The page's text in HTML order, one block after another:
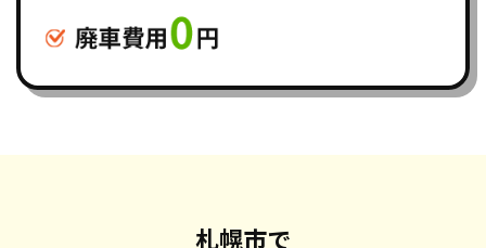
札幌市で